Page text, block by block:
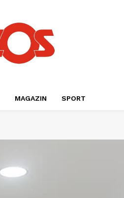
MAGAZIN SPORT